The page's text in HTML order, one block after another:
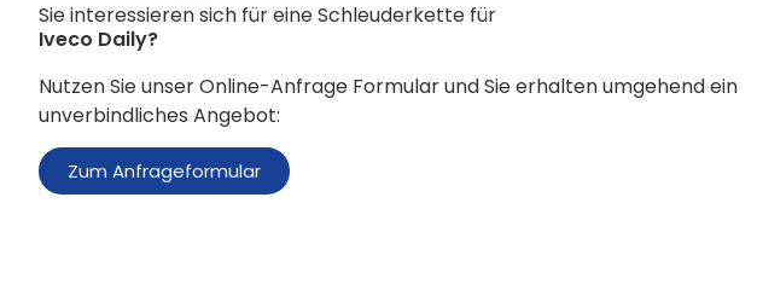
Sie interessieren sich für eine Schleuderkette für
Iveco Daily?
Nutzen Sie unser Online-Anfrage Formular und Sie erhalten umgehend ein
unverbindliches Angebot:
Zum Anfrageformular